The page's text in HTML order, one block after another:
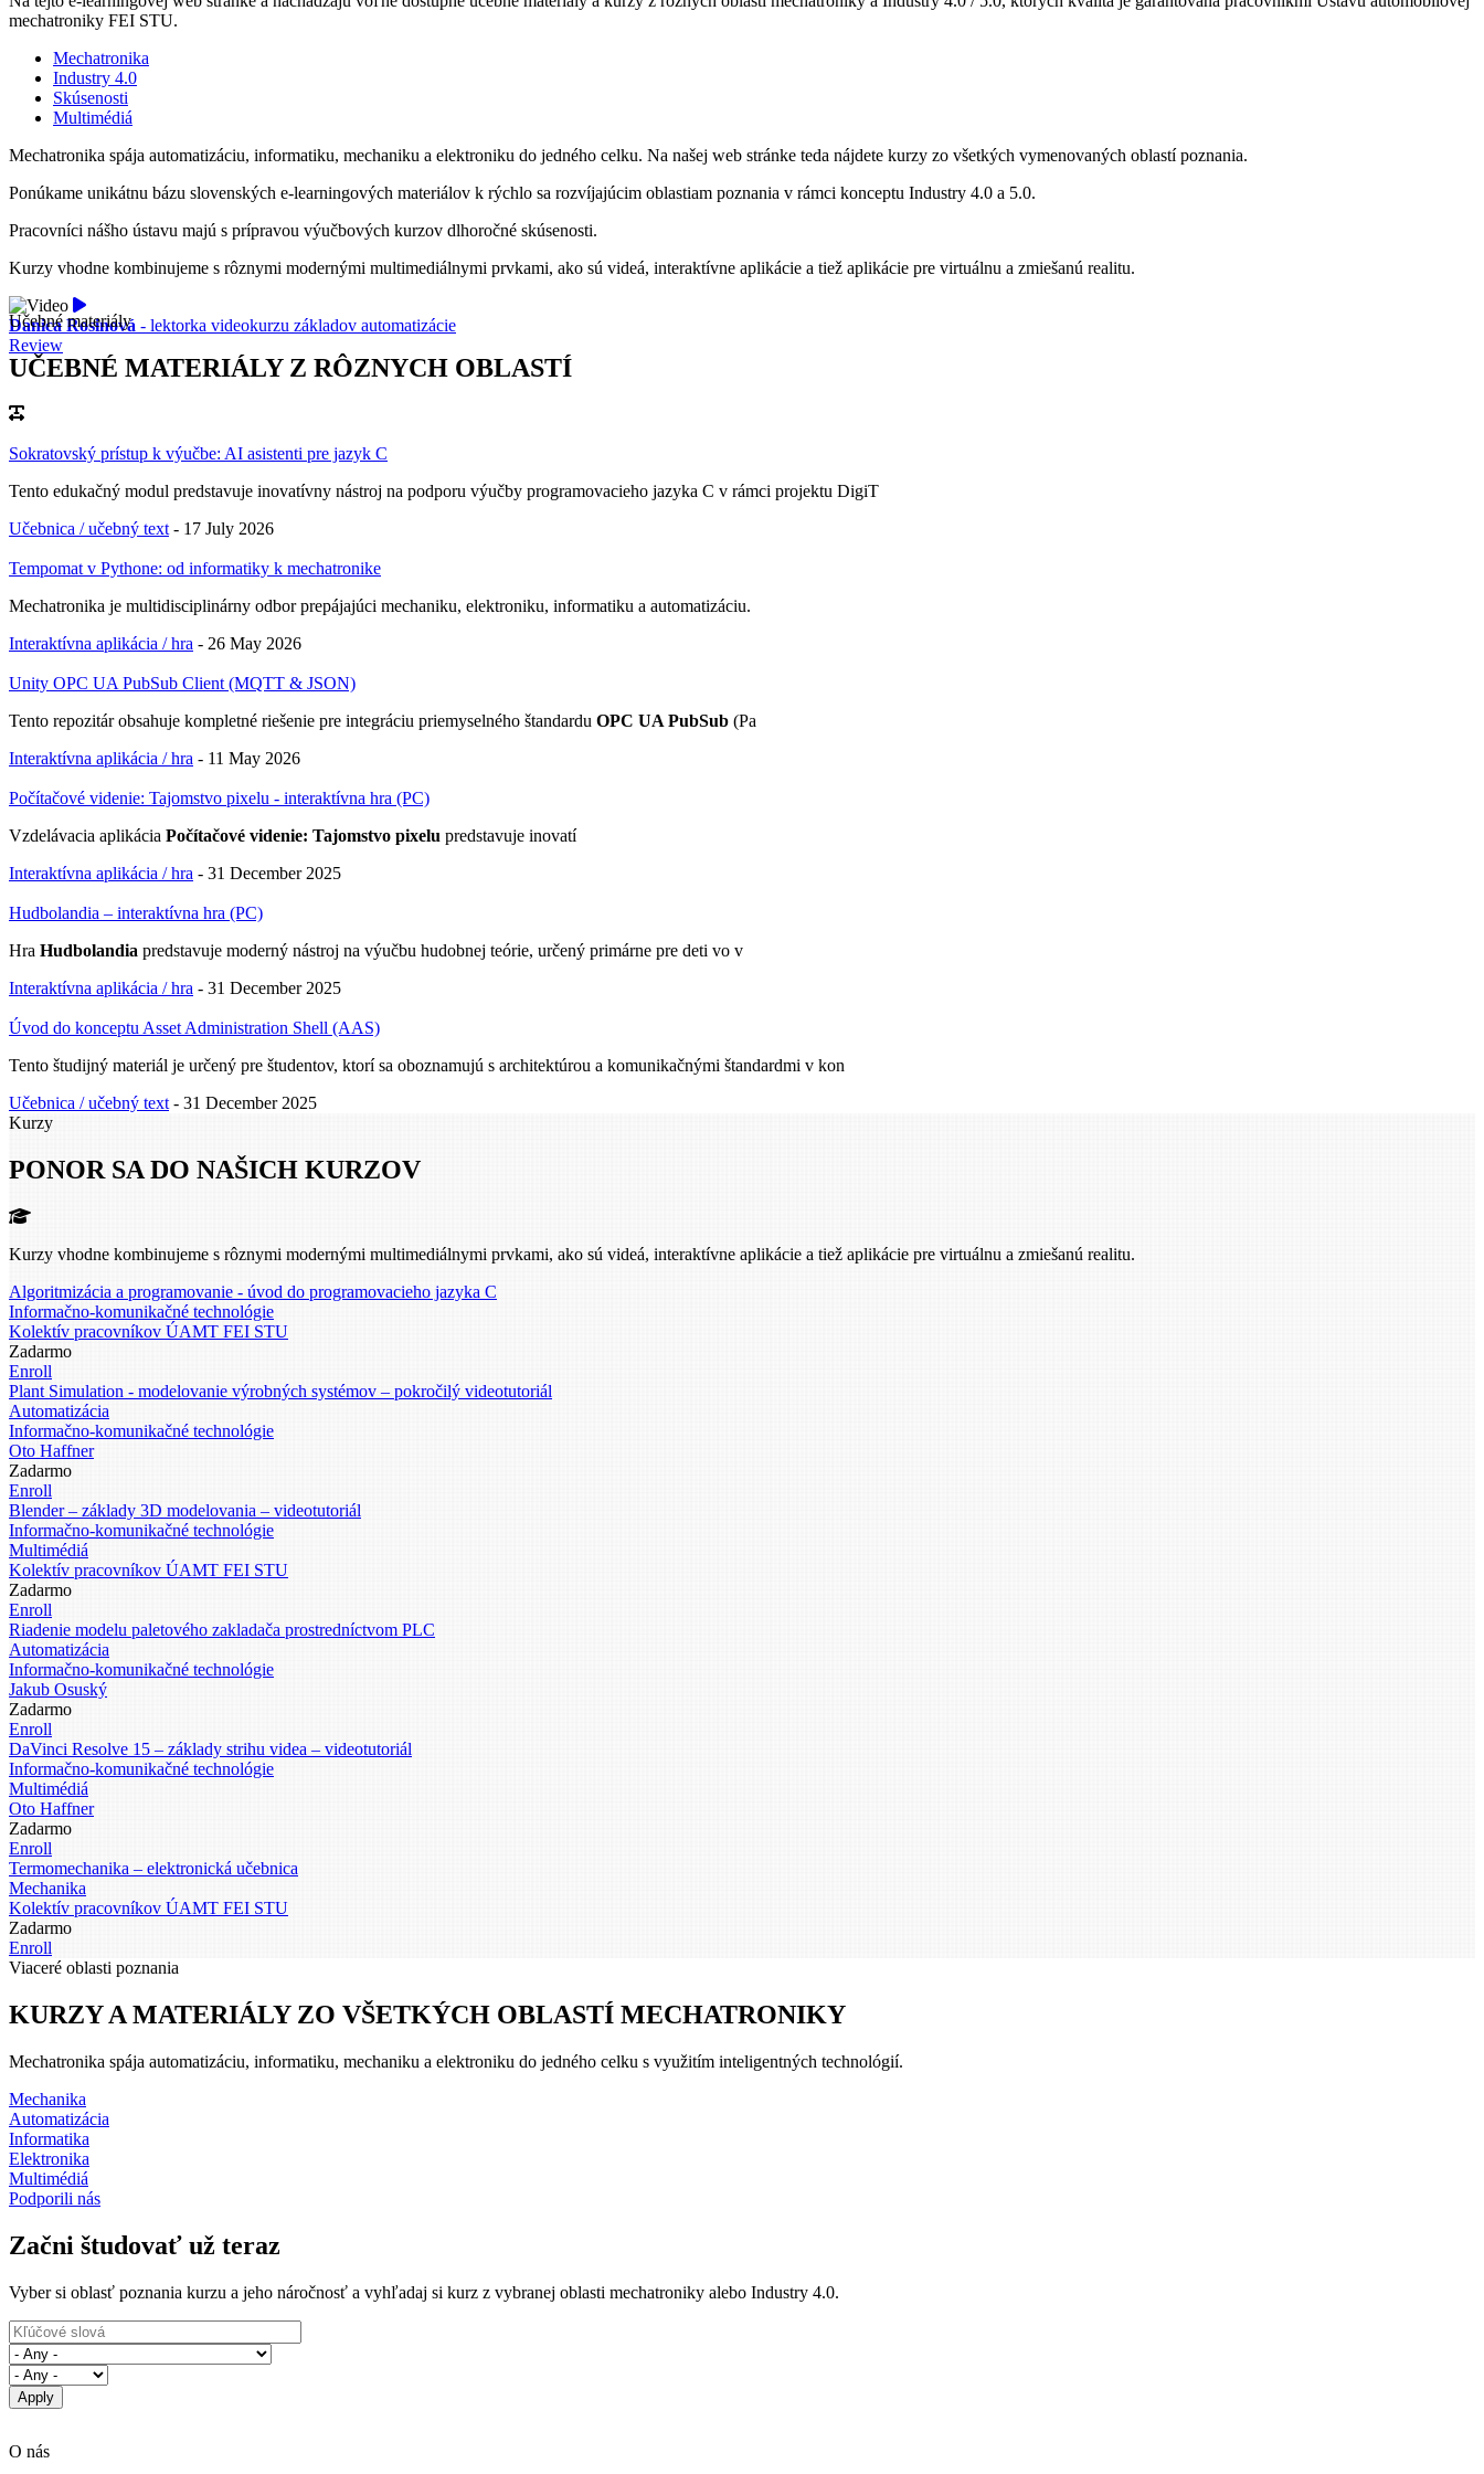
mechatroniky FEI STU.
Mechatronika
Industry 4.0
Skúsenosti
Multimédiá
Mechatronika spája automatizáciu, informatiku, mechaniku a elektroniku do jedného celku. Na našej web stránke teda nájdete kurzy zo všetkých vymenovaných oblastí poznania.
Ponúkame unikátnu bázu slovenských e-learningových materiálov k rýchlo sa rozvíjajúcim oblastiam poznania v rámci konceptu Industry 4.0 a 5.0.
Pracovníci nášho ústavu majú s prípravou výučbových kurzov dlhoročné skúsenosti.
Kurzy vhodne kombinujeme s rôznymi modernými multimediálnymi prvkami, ako sú videá, interaktívne aplikácie a tiež aplikácie pre virtuálnu a zmiešanú realitu.
Danica Rosinová - lektorka videokurzu základov automatizácie
Review
Učebné materiály
UČEBNÉ MATERIÁLY Z RÔZNYCH OBLASTÍ
Sokratovský prístup k výučbe: AI asistenti pre jazyk C
Tento edukačný modul predstavuje inovatívny nástroj na podporu výučby programovacieho jazyka C v rámci projektu DigiT
Učebnica / učebný text - 17 July 2026
Tempomat v Pythone: od informatiky k mechatronike
Mechatronika je multidisciplinárny odbor prepájajúci mechaniku, elektroniku, informatiku a automatizáciu.
Interaktívna aplikácia / hra - 26 May 2026
Unity OPC UA PubSub Client (MQTT & JSON)
Tento repozitár obsahuje kompletné riešenie pre integráciu priemyselného štandardu OPC UA PubSub (Pa
Interaktívna aplikácia / hra - 11 May 2026
Počítačové videnie: Tajomstvo pixelu - interaktívna hra (PC)
Vzdelávacia aplikácia Počítačové videnie: Tajomstvo pixelu predstavuje inovatí
Interaktívna aplikácia / hra - 31 December 2025
Hudbolandia – interaktívna hra (PC)
Hra Hudbolandia predstavuje moderný nástroj na výučbu hudobnej teórie, určený primárne pre deti vo v
Interaktívna aplikácia / hra - 31 December 2025
Úvod do konceptu Asset Administration Shell (AAS)
Tento študijný materiál je určený pre študentov, ktorí sa oboznamujú s architektúrou a komunikačnými štandardmi v kon
Učebnica / učebný text - 31 December 2025
Kurzy
PONOR SA DO NAŠICH KURZOV
Kurzy vhodne kombinujeme s rôznymi modernými multimediálnymi prvkami, ako sú videá, interaktívne aplikácie a tiež aplikácie pre virtuálnu a zmiešanú realitu.
Algoritmizácia a programovanie - úvod do programovacieho jazyka C
Informačno-komunikačné technológie
Kolektív pracovníkov ÚAMT FEI STU
Zadarmo
Enroll
Plant Simulation - modelovanie výrobných systémov – pokročilý videotutoriál
Automatizácia
Informačno-komunikačné technológie
Oto Haffner
Zadarmo
Enroll
Blender – základy 3D modelovania – videotutoriál
Informačno-komunikačné technológie
Multimédiá
Kolektív pracovníkov ÚAMT FEI STU
Zadarmo
Enroll
Riadenie modelu paletového zakladača prostredníctvom PLC
Automatizácia
Informačno-komunikačné technológie
Jakub Osuský
Zadarmo
Enroll
DaVinci Resolve 15 – základy strihu videa – videotutoriál
Informačno-komunikačné technológie
Multimédiá
Oto Haffner
Zadarmo
Enroll
Termomechanika – elektronická učebnica
Mechanika
Kolektív pracovníkov ÚAMT FEI STU
Zadarmo
Enroll
Viaceré oblasti poznania
KURZY A MATERIÁLY ZO VŠETKÝCH OBLASTÍ MECHATRONIKY
Mechatronika spája automatizáciu, informatiku, mechaniku a elektroniku do jedného celku s využitím inteligentných technológií.
Mechanika
Automatizácia
Informatika
Elektronika
Multimédiá
Podporili nás
Začni študovať už teraz
Vyber si oblasť poznania kurzu a jeho náročnosť a vyhľadaj si kurz z vybranej oblasti mechatroniky alebo Industry 4.0.
O nás